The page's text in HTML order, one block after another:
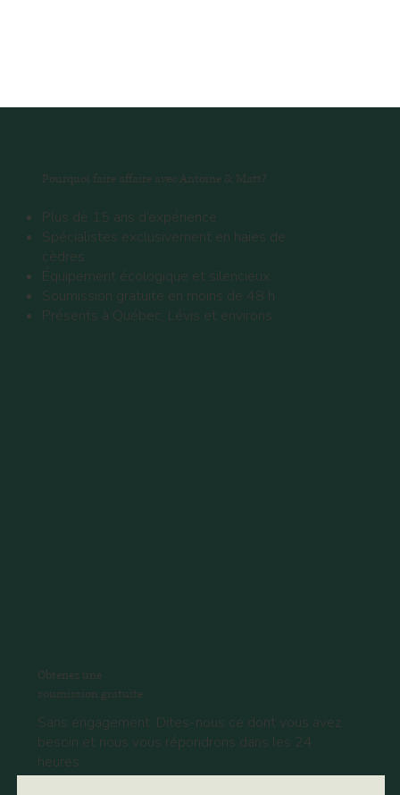
Pourquoi faire affaire avec Antoine & Matt?
Plus de 15 ans d’expérience
Spécialistes exclusivement en haies de
cèdres
Équipement écologique et silencieux
Soumission gratuite en moins de 48 h
Présents à Québec, Lévis et environs
Obtenez une
soumission gratuite
Sans engagement. Dites-nous ce dont vous avez
besoin et nous vous répondrons dans les 24
heures.